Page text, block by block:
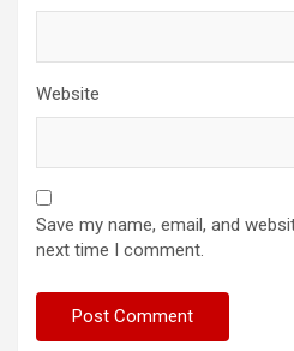
Website
Save my name, email, and
next time I comment.